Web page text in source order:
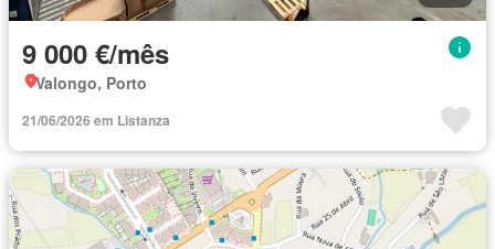
9 000 €/mês
Valongo, Porto
21/06/2026 em Listanza